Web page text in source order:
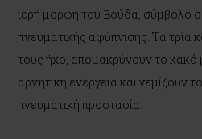
ιερή μορφή του Βούδα, σύμβολο
πνευματικής αφύπνισης. Τα τρία
τους ήχο, απομακρύνουν το κακό
αρνητική ενέργεια και γεμίζουν
πνευματική προστασία.